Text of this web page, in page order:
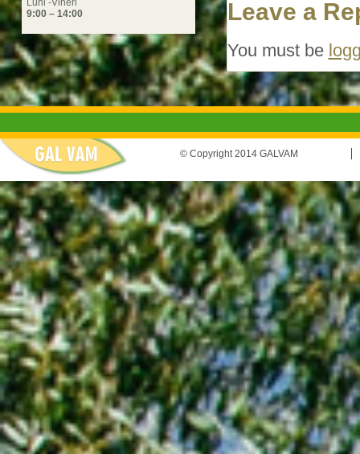
Leave a
You must be
Luni -Vineri
9:00 – 14:00
© Copyright 2014 GALVAM